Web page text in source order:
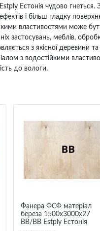
Естонія чудово гнеться.
і більш гладку
властивостями може
меблів,
з якісної деревини та
з водостійкими
до вологи.
Фанера ФСФ матеріал
береза 1500х3000х27
BB/BB Estply Естонія